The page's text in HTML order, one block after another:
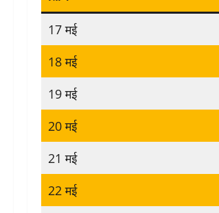
17 मई
18 मई
19 मई
20 मई
21 मई
22 मई